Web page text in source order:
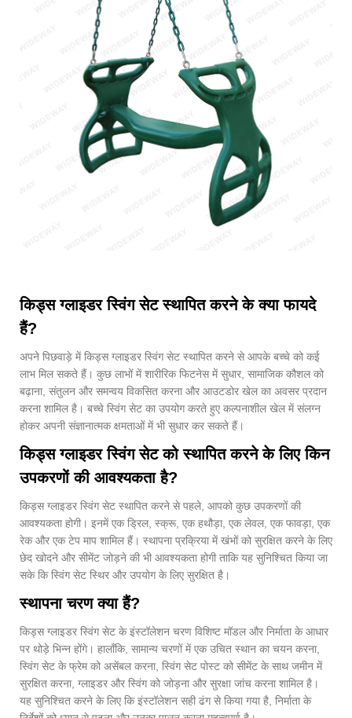
किड्स ग्लाइडर स्विंग सेट स्थापित करने के क्या फायदे
हैं?
अपने पिछवाड़े में किड्स ग्लाइडर स्विंग सेट स्थापित करने से आपके बच्चे को कई
लाभ मिल सकते हैं। कुछ लाभों में शारीरिक फिटनेस में सुधार, सामाजिक कौशल को
बढ़ाना, संतुलन और समन्वय विकसित करना और आउटडोर खेल का अवसर प्रदान
करना शामिल है। बच्चे स्विंग सेट का उपयोग करते हुए कल्पनाशील खेल में संलग्न
होकर अपनी संज्ञानात्मक क्षमताओं में भी सुधार कर सकते हैं।
किड्स ग्लाइडर स्विंग सेट को स्थापित करने के लिए किन
उपकरणों की आवश्यकता है?
किड्स ग्लाइडर स्विंग सेट स्थापित करने से पहले, आपको कुछ उपकरणों की
आवश्यकता होगी। इनमें एक ड्रिल, स्क्रू, एक हथौड़ा, एक लेवल, एक फावड़ा, एक
रेक और एक टेप माप शामिल हैं। स्थापना प्रक्रिया में खंभों को सुरक्षित करने के लिए
छेद खोदने और सीमेंट जोड़ने की भी आवश्यकता होगी ताकि यह सुनिश्चित किया जा
सके कि स्विंग सेट स्थिर और उपयोग के लिए सुरक्षित है।
स्थापना चरण क्या हैं?
किड्स ग्लाइडर स्विंग सेट के इंस्टॉलेशन चरण विशिष्ट मॉडल और निर्माता के आधार
पर थोड़े भिन्न होंगे। हालाँकि, सामान्य चरणों में एक उचित स्थान का चयन करना,
स्विंग सेट के फ्रेम को असेंबल करना, स्विंग सेट पोस्ट को सीमेंट के साथ जमीन में
सुरक्षित करना, ग्लाइडर और स्विंग को जोड़ना और सुरक्षा जांच करना शामिल है।
यह सुनिश्चित करने के लिए कि इंस्टॉलेशन सही ढंग से किया गया है, निर्माता के